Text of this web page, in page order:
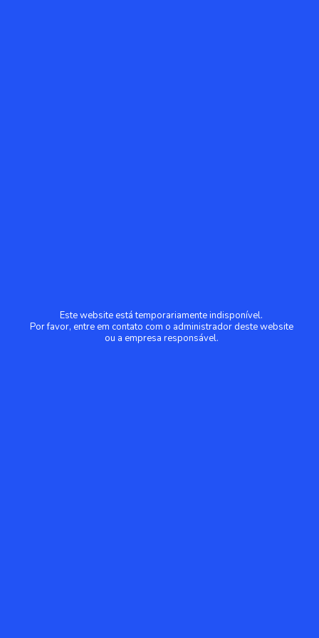
Este website está temporariamente indisponível.
Por favor, entre em contato com o administrador deste website
ou a empresa responsável.